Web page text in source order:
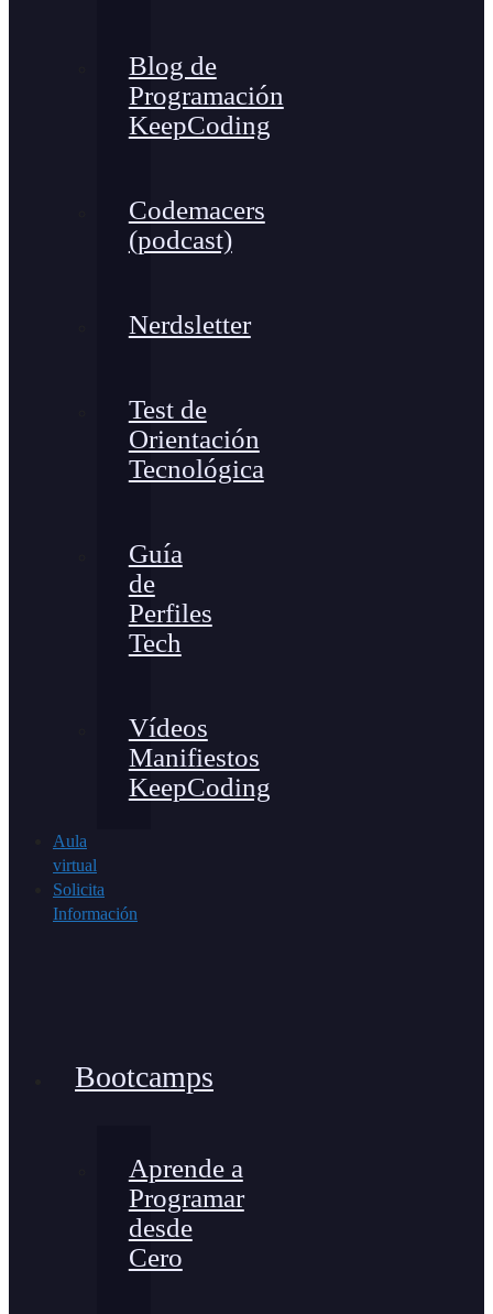
Blog de
Programación
KeepCoding
Codemacers
(podcast)
Nerdsletter
Test de
Orientación
Tecnológica
Guía
de
Perfiles
Tech
Vídeos
Manifiestos
KeepCoding
Aula
virtual
Solicita
Información
Bootcamps
Aprende a
Programar
desde
Cero